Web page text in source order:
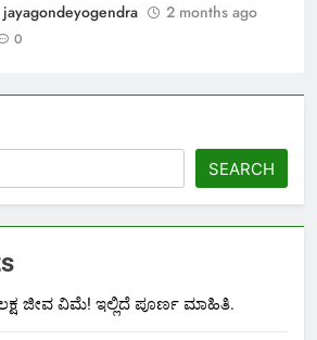
jayagondeyogendra
2 months ago
0
SEARCH
ಲಕ್ಷ ಜೀವ ವಿಮೆ! ಇಲ್ಲಿದೆ ಪೂರ್ಣ ಮಾಹಿತಿ.